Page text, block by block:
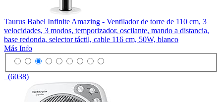
Taurus Babel Infinite Amazing - Ventilador de torre de 110 cm, 3
velocidades, 3 modos, temporizador, oscilante, mando a distancia,
base redonda, selector táctil, cable 116 cm, 50W, blanco
Más Info
(6038)